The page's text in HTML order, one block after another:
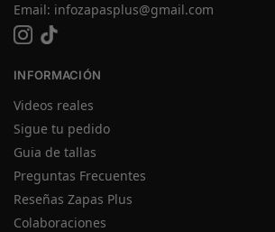
Email: infozapasplus@gmail.com
INFORMACIÓN
Videos reales
Sigue tu pedido
Guia de tallas
Preguntas Frecuentes
Reseñas Zapas Plus
Colaboraciones